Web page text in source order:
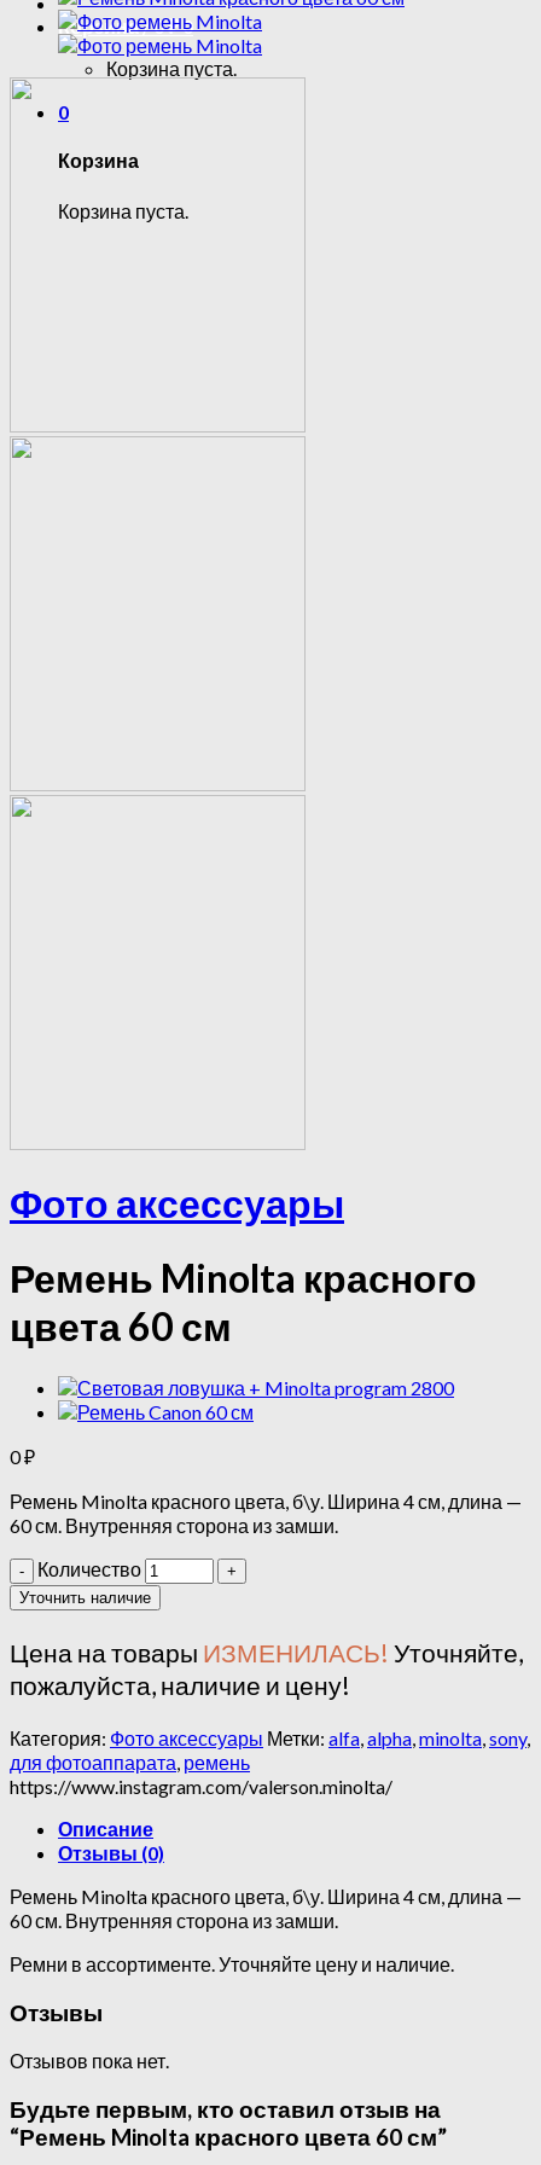
Корзина /0₽0
Корзина пуста.
0
Корзина
Корзина пуста.
Фото аксессуары
Ремень Minolta красного
цвета 60 см
0₽
Ремень Minolta красного цвета, б\у. Ширина 4 см, длина —
60 см. Внутренняя сторона из замши.
Количество
Уточнить наличие
Цена на товары ИЗМЕНИЛАСЬ! Уточняйте,
пожалуйста, наличие и цену!
Категория: Фото аксессуары Метки: alfa,alpha,minolta,sony,
для фотоаппарата, ремень
https://www.instagram.com/valerson.minolta/
Описание
Отзывы (0)
Ремень Minolta красного цвета, б\у. Ширина 4 см, длина —
60 см. Внутренняя сторона из замши.
Ремни в ассортименте. Уточняйте цену и наличие.
Отзывы
Отзывов пока нет.
Будьте первым, кто оставил отзыв на
“Ремень Minolta красного цвета 60 см”